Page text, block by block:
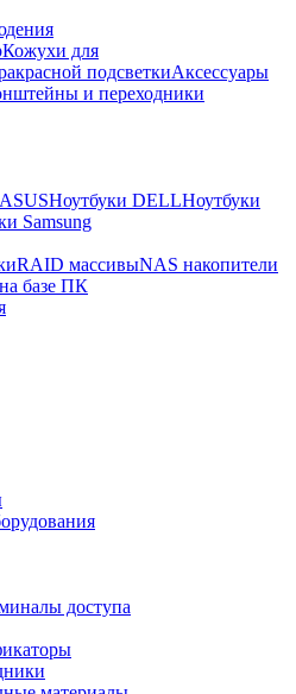
Кожухи для
подсветкиАксессуары
и переходники
Ноутбуки DELLНоутбуки
Samsung
RAID массивыNAS накопители
базе ПК
доступа